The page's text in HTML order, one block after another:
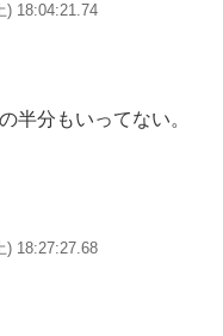
) 18:04:21.74
半分もいってない。
) 18:27:27.68